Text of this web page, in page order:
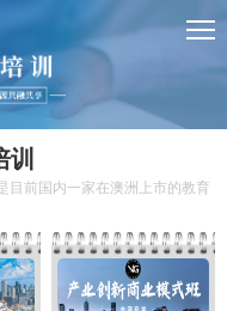
训
目前国内一家在澳洲上市的教育